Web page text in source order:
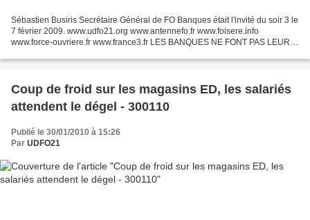
Sébastien Busiris Secrétaire Général de FO Banques était l'invité du soir 3 le
7 février 2009. www.udfo21.org www.antennefo.fr www.foisere.info
www.force-ouvriere.fr www.france3.fr LES BANQUES NE FONT PAS LEUR
Coup de froid sur les magasins ED, les salariés
attendent le dégel - 300110
Publié le 30/01/2010 à 15:26
Par UDFO21